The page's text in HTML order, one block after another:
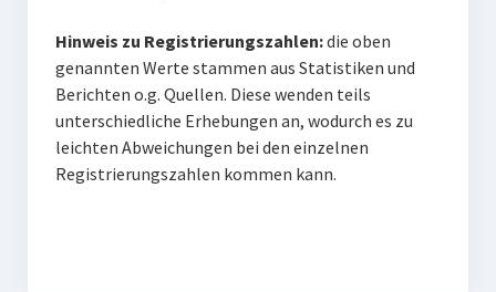
Hinweis zu Registrierungszahlen:die oben
genannten Werte stammen aus Statistiken und
Berichten o.g. Quellen. Diese wenden teils
unterschiedliche Erhebungen an, wodurch es zu
leichten Abweichungen bei den einzelnen
Registrierungszahlen kommen kann.